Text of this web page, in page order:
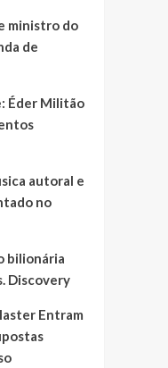
ministro do
de
Éder Militão
autoral e
no
bilionária
Discovery
Entram